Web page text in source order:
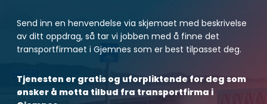
Send inn en henvendelse via skjemaet med beskrivelse
av ditt oppdrag, så tar vi jobben med å finne det
transportfirmaet i Gjemnes som er best tilpasset deg.
Tjenesten er gratis og uforpliktende for deg som
ønsker å motta tilbud fra transportfirma i